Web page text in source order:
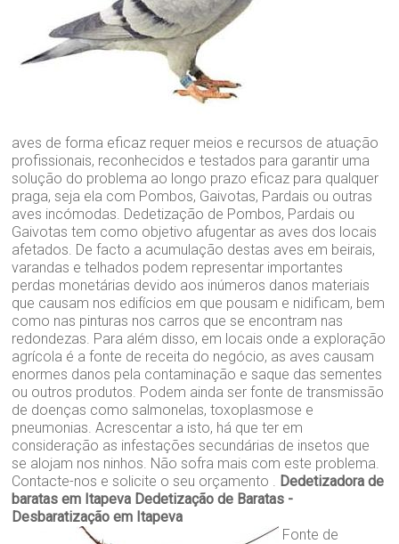
aves de forma eficaz requer meios e recursos de atuação
profissionais, reconhecidos e testados para garantir uma
solução do problema ao longo prazo eficaz para qualquer
praga, seja ela com Pombos, Gaivotas, Pardais ou outras
aves incómodas. Dedetização de Pombos, Pardais ou
Gaivotas tem como objetivo afugentar as aves dos locais
afetados. De facto a acumulação destas aves em beirais,
varandas e telhados podem representar importantes
perdas monetárias devido aos inúmeros danos materiais
que causam nos edifícios em que pousam e nidificam, bem
como nas pinturas nos carros que se encontram nas
redondezas. Para além disso, em locais onde a exploração
agrícola é a fonte de receita do negócio, as aves causam
enormes danos pela contaminação e saque das sementes
ou outros produtos. Podem ainda ser fonte de transmissão
de doenças como salmonelas, toxoplasmose e
pneumonias. Acrescentar a isto, há que ter em
consideração as infestações secundárias de insetos que
se alojam nos ninhos. Não sofra mais com este problema.
Contacte-nos e solicite o seu orçamento .
Dedetizadora de
baratas em Itapeva Dedetização de Baratas -
Desbaratização em Itapeva
Fonte de